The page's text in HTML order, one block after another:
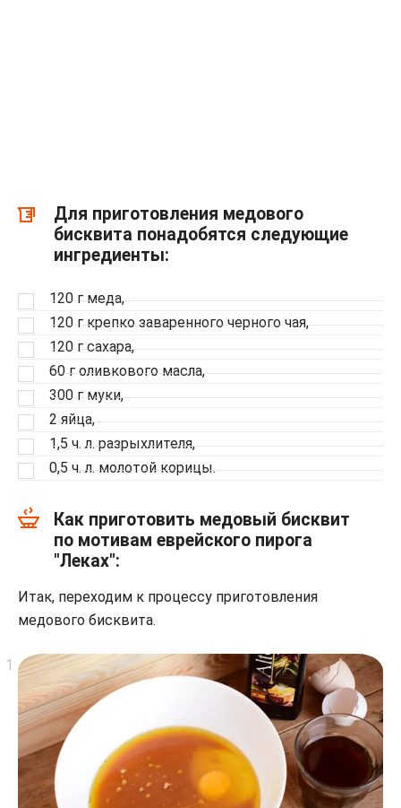
Для приготовления медового
бисквита понадобятся следующие
ингредиенты:
120 г меда,
120 г крепко заваренного черного чая,
120 г сахара,
60 г оливкового масла,
300 г муки,
2 яйца,
1,5 ч. л. разрыхлителя,
0,5 ч. л. молотой корицы.
Как приготовить медовый бисквит
по мотивам еврейского пирога
"Леках":
Итак, переходим к процессу приготовления
медового бисквита.